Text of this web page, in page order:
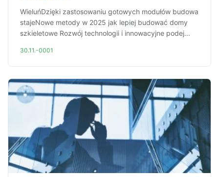
WieluńDzięki zastosowaniu gotowych modułów budowa
stajeNowe metody w 2025 jak lepiej budować domy
szkieletowe Rozwój technologii i innowacyjne podej...
30.11.-0001